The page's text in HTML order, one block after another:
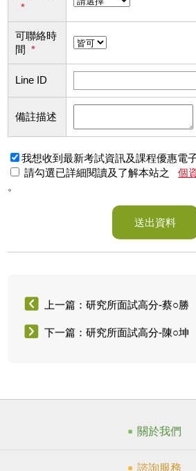
*
可聯絡時
間 *
Line ID
備註描述
我想收到最新考試資訊及課程優惠電
請勾選已詳細閱讀及了解本站之
個
。
送出資料
上一篇：研究所面試高分-蔡○勝
下一篇：研究所面試高分-陳○坤
關於我們
諮詢服務